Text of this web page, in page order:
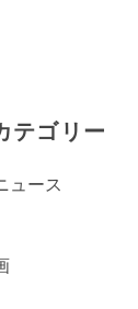
テゴリー
ュース